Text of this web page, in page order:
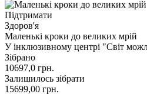
Підтримати
Здоров'я
Маленькі кроки до великих мрій
У інклюзивному центрі "Світ
Зібрано
10697,0 грн.
Залишилось зібрати
15699,00 грн.